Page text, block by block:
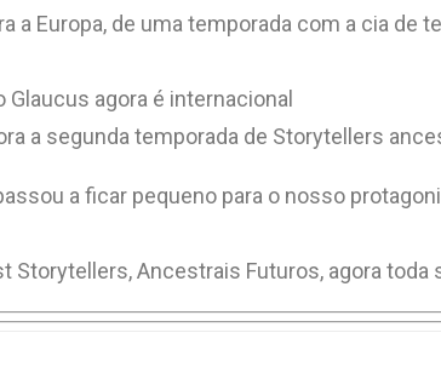
a Europa, de uma temporada com a cia de
agora é internacional
a segunda temporada de Storytellers
a ficar pequeno para o nosso
Storytellers, Ancestrais Futuros, agora toda